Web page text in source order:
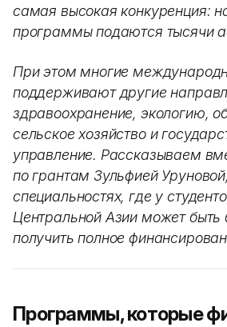
самая высокая конкуренция:
программы подаются тысячи
При этом многие
поддерживают другие
здравоохранение, экологию,
сельское хозяйство и
управление. Рассказываем
по грантам Зульфией
специальностях, где у
Центральной Азии может
получить полное
Программы, которые